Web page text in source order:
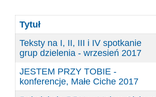
Tytuł
Teksty na I, II, III i IV spotkanie
grup dzielenia - wrzesień 2017
JESTEM PRZY TOBIE -
konferencje, Małe Ciche 2017